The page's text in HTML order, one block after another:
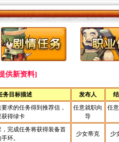
供新资料]
务目标描述 发布人
求的任务得到推荐信，
得绿卡
任意就职向
导
任
完成任务将获得装备首
环。
少女蒂克 少